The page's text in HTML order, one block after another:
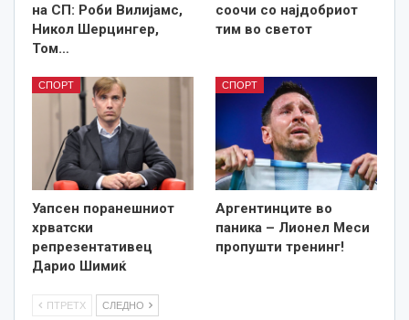
на СП: Роби Вилијамс,
Никол Шерцингер,
Том…
соочи со најдобриот
тим во светот
СПОРТ
Уапсен поранешниот
хрватски
репрезентативец
Дарио Шимиќ
СПОРТ
Аргентинците во
паника – Лионел Меси
пропушти тренинг!
ПТРЕТХ СЛЕДНО